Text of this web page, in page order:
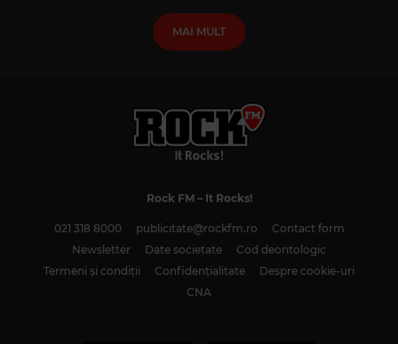
MAI MULT
Rock FM– It Rocks!
021 318 8000 publicitate@rockfm.ro
Contact form
Newsletter
Date societate
Cod deontologic
Termeni și condiții
Confidențialitate
Despre cookie-uri
CNA